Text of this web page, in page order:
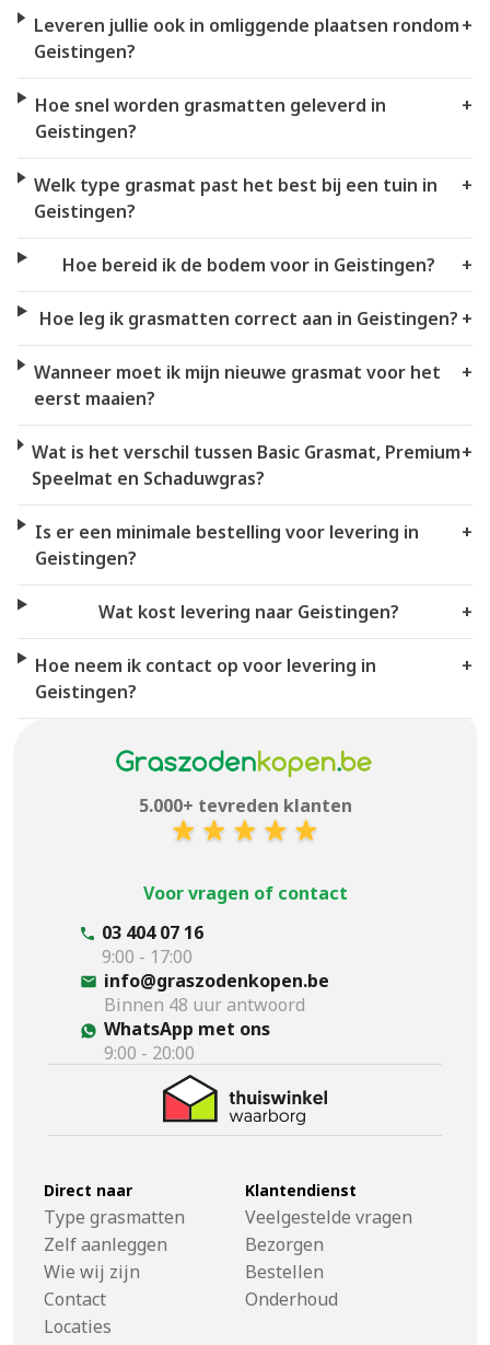
Leveren jullie ook in omliggende plaatsen rondom
Geistingen?
+
Hoe snel worden grasmatten geleverd in
Geistingen?
+
Welk type grasmat past het best bij een tuin in
Geistingen?
+
Hoe bereid ik de bodem voor in Geistingen? +
Hoe leg ik grasmatten correct aan in Geistingen? +
Wanneer moet ik mijn nieuwe grasmat voor het
eerst maaien?
+
Wat is het verschil tussen Basic Grasmat, Premium
Speelmat en Schaduwgras?
+
Is er een minimale bestelling voor levering in
Geistingen?
+
Wat kost levering naar Geistingen? +
Hoe neem ik contact op voor levering in
Geistingen?
+
5.000+ tevreden klanten
Voor vragen of contact
03 404 07 16
9:00 - 17:00
info@graszodenkopen.be
Binnen 48 uur antwoord
WhatsApp met ons
9:00 - 20:00
Direct naar
Type grasmatten
Zelf aanleggen
Wie wij zijn
Contact
Locaties
Klantendienst
Veelgestelde vragen
Bezorgen
Bestellen
Onderhoud